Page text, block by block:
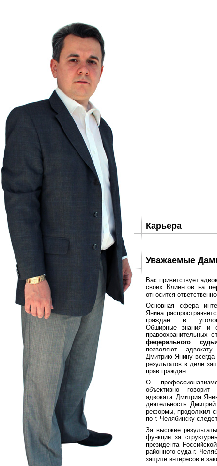
Карьера
Уважаемые
Вас приветствует
своих Клиентов на
относится
Основная сфера
Янина
граждан в
Обширные знания и
правоохранительных
федерального
позволяют
Дмитрию Янину всегда
результатов в деле
прав граждан.
О
объективно говорит
адвоката Дмитрия
деятельность
реформы, продолжил
по г. Челябинску
За высокие
функции за
президента
районного суда г.
защите интересов и